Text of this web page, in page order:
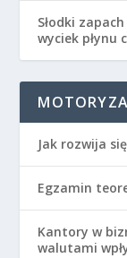
Słodki
wyciek płynu
Jak rozwija
Egzamin
Kantory w
walutami